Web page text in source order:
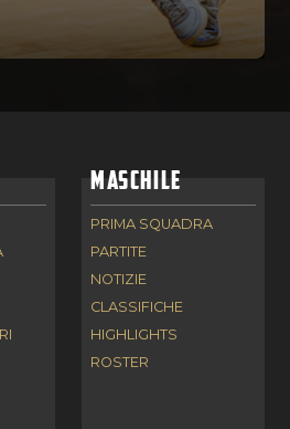
MASCHILE
PRIMA SQUADRA
PARTITE
NOTIZIE
CLASSIFICHE
HIGHLIGHTS
ROSTER